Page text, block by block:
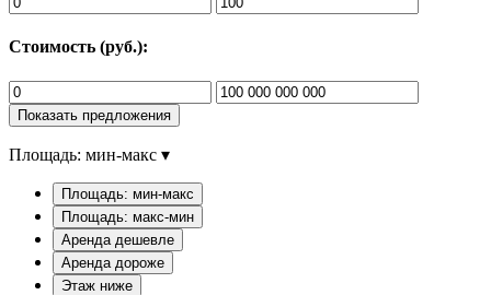
Стоимость (руб.):
Показать предложения
Площадь: мин-макс ▾
Площадь: мин-макс
Площадь: макс-мин
Аренда дешевле
Аренда дороже
Этаж ниже